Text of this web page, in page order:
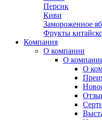
Персик
Киви
Замороженное
Фрукты
Компания
О компании
О
О